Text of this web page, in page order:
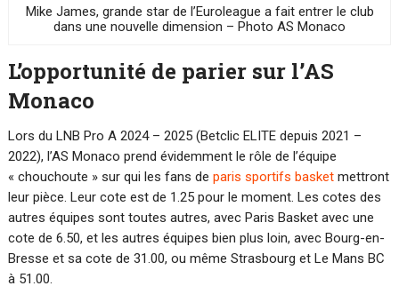
Mike James, grande star de l’Euroleague a fait entrer le club
dans une nouvelle dimension – Photo AS Monaco
L’opportunité de parier sur l’AS
Monaco
Lors du LNB Pro A 2024 – 2025 (Betclic ELITE depuis 2021 –
2022), l’AS Monaco prend évidemment le rôle de l’équipe
« chouchoute » sur qui les fans de paris sportifs basketmettront
leur pièce. Leur cote est de 1.25 pour le moment. Les cotes des
autres équipes sont toutes autres, avec Paris Basket avec une
cote de 6.50, et les autres équipes bien plus loin, avec Bourg-en-
Bresse et sa cote de 31.00, ou même Strasbourg et Le Mans BC
à 51.00.